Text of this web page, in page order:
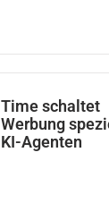
Time schaltet
Werbung
KI-Agenten